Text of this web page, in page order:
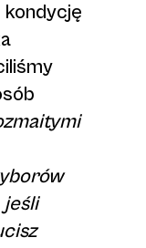
kondycję
jeśli